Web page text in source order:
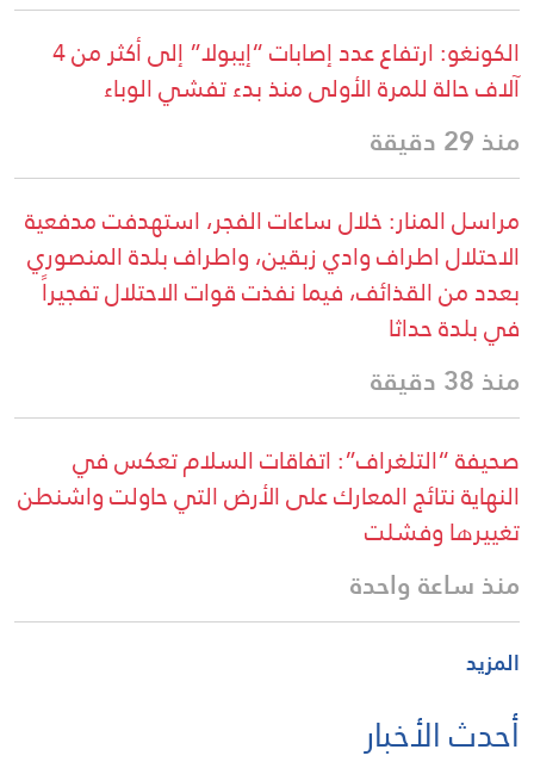
الكونغو: ارتفاع عدد إصابات “إيبولا” إلى أكثر من 4
آلاف حالة للمرة الأولى منذ بدء تفشي الوباء
منذ 29 دقيقة
مراسل المنار: خلال ساعات الفجر، استهدفت مدفعية
الاحتلال اطراف وادي زبقين، واطراف بلدة المنصوري
بعدد من القذائف، فيما نفذت قوات الاحتلال تفجيراً
في بلدة حداثا
منذ 38 دقيقة
صحيفة “التلغراف”: اتفاقات السلام تعكس في
النهاية نتائج المعارك على الأرض التي حاولت واشنطن
تغييرها وفشلت
منذ ساعة واحدة
المزيد
أحدث الأخبار